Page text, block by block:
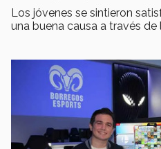
Los jóvenes se sintieron
una buena causa a través de